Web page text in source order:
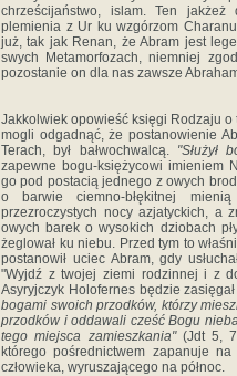
chrześcijaństwo, islam. Ten jakżeż
plemienia z Ur ku wzgórzom
już, tak jak Renan, że Abram jest
swych Metamorfozach, niemniej
pozostanie on dla nas zawsze
Jakkolwiek opowieść księgi Rodzaju o
mogli odgadnąć, że postanowienie
Terach, był bałwochwalcą. "Służył
zapewne bogu-księżycowi imieniem
go pod postacią jednego z owych
o barwie ciemno-błękitnej
przezroczystych nocy azjatyckich, a
owych barek o wysokich dziobach
żeglował ku niebu. Przed tym to
postanowił uciec Abram, gdy
"Wyjdź z twojej ziemi rodzinnej i z
Asyryjczyk Holofernes będzie
bogami swoich przodków, którzy
przodków i oddawali cześć Bogu
tego miejsca zamieszkania"(Jdt 5, 7-
którego pośrednictwem zapanuje
człowieka, wyruszającego na północ.